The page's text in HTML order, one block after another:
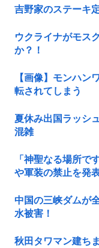
吉野家のステーキ
ウクライナがモス
か？！
【画像】モンハン
転されてしまう
夏休み出国ラッシ
混雑
「神聖なる場所で
や軍装の禁止を発
中国の三峡ダムが
水被害！
秋田タワマン建ち